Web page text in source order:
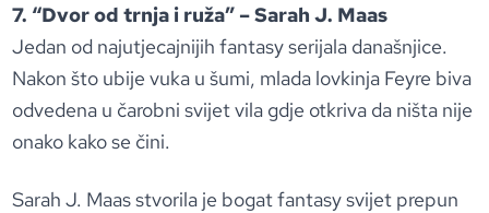
7. “Dvor od trnja i ruža” – Sarah J. Maas
Jedan od najutjecajnijih fantasy serijala današnjice.
Nakon što ubije vuka u šumi, mlada lovkinja Feyre biva
odvedena u čarobni svijet vila gdje otkriva da ništa nije
onako kako se čini.
Sarah J. Maas stvorila je bogat fantasy svijet prepun